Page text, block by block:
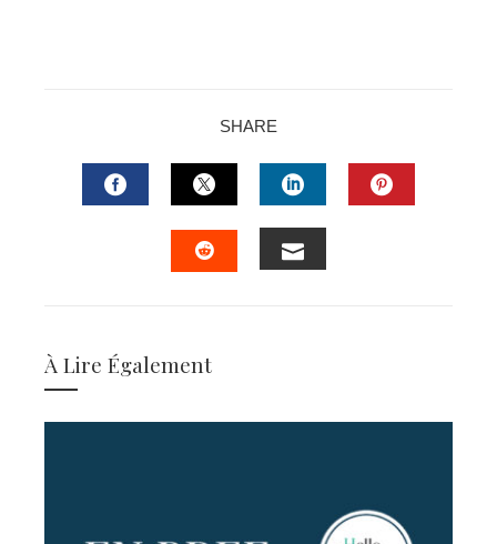
SHARE
FACEBOOKTWITTERLINKEDIN
À Lire Également